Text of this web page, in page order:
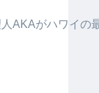
AKAがハワイの